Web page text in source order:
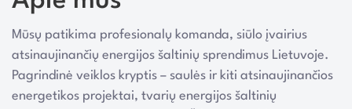
Mūsų patikima profesionalų komanda, siūlo įvairius
atsinaujinančių energijos šaltinių sprendimus Lietuvoje.
Pagrindinė veiklos kryptis – saulės ir kiti atsinaujinančios
energetikos projektai, tvarių energijos šaltinių